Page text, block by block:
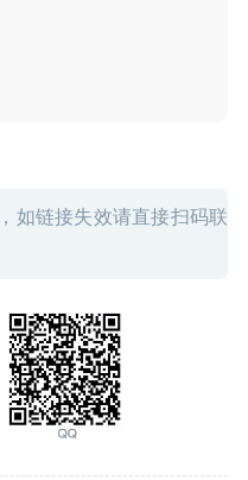
如链接失效请直接扫码联